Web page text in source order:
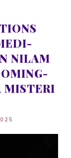
NILAM
MISTERI